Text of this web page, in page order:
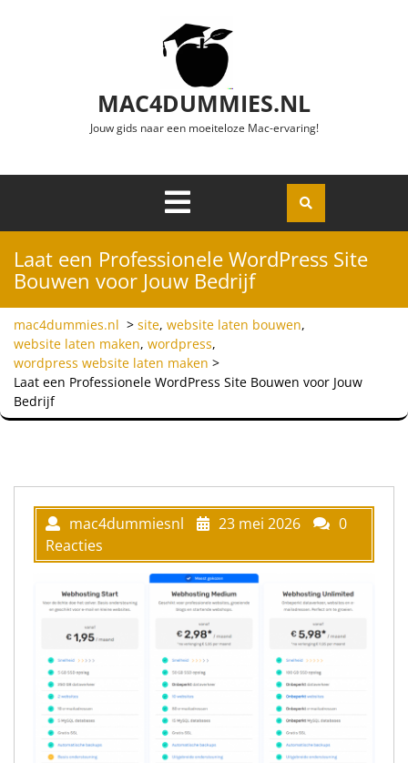
MAC4DUMMIES.NL
Jouw gids naar een moeiteloze Mac-ervaring!
Openen
Laat een Professionele WordPress Site
Bouwen voor Jouw Bedrijf
mac4dummies.nl > site, website laten bouwen,
website laten maken, wordpress,
wordpress website laten maken >
Laat een Professionele WordPress Site Bouwen voor Jouw
Bedrijf
mac4dummiesnl 23 mei 2026
0
Reacties